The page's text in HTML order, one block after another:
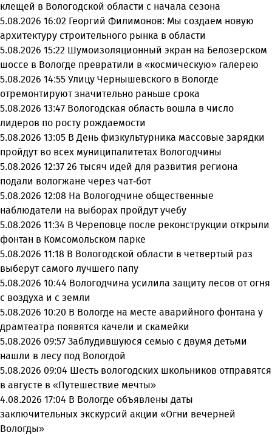
клещей в Вологодской области с начала сезона
5.08.2026 16:02 Георгий Филимонов: Мы создаем новую
архитектуру строительного рынка в области
5.08.2026 15:22 Шумоизоляционный экран на Белозерском
шоссе в Вологде превратили в «космическую» галерею
5.08.2026 14:55 Улицу Чернышевского в Вологде
отремонтируют значительно раньше срока
5.08.2026 13:47 Вологодская область вошла в число
лидеров по росту рождаемости
5.08.2026 13:05 В День физкультурника массовые зарядки
пройдут во всех муниципалитетах Вологодчины
5.08.2026 12:37 26 тысяч идей для развития региона
подали вологжане через чат-бот
5.08.2026 12:08 На Вологодчине общественные
наблюдатели на выборах пройдут учебу
5.08.2026 11:34 В Череповце после реконструкции открыли
фонтан в Комсомольском парке
5.08.2026 11:18 В Вологодской области в четвертый раз
выберут самого лучшего папу
5.08.2026 10:44 Вологодчина усилила защиту лесов от огня
с воздуха и с земли
5.08.2026 10:20 В Вологде на месте аварийного фонтана у
драмтеатра появятся качели и скамейки
5.08.2026 09:57 Заблудившуюся семью с двумя детьми
нашли в лесу под Вологдой
5.08.2026 09:04 Шесть вологодских школьников отправятся
в августе в «Путешествие мечты»
4.08.2026 17:04 В Вологде объявлены даты
заключительных экскурсий акции «Огни вечерней
Вологды»